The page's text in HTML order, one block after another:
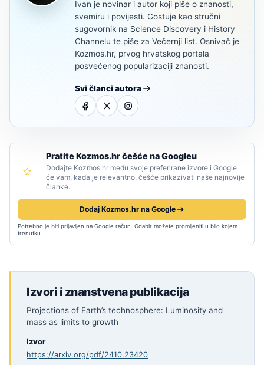
Ivan je novinar i autor koji piše o znanosti,
svemiru i povijesti. Gostuje kao stručni
sugovornik na Science Discovery i History
Channelu te piše za Večernji list. Osnivač je
Kozmos.hr, prvog hrvatskog portala
posvećenog popularizaciji znanosti.
Svi članci autora
Pratite Kozmos.hr češće na Googleu
Dodajte Kozmos.hr među svoje preferirane izvore i Google
će vam, kada je relevantno, češće prikazivati naše najnovije
članke.
Dodaj Kozmos.hr na Google
Potrebno je biti prijavljen na Google račun. Odabir možete promijeniti u bilo kojem
trenutku.
Izvori i znanstvena publikacija
Projections of Earth’s technosphere: Luminosity and
mass as limits to growth
Izvor
https://arxiv.org/pdf/2410.23420